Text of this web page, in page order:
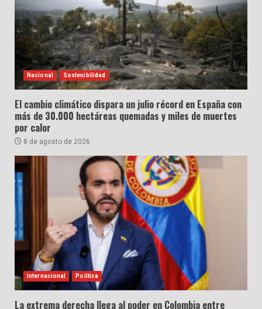
Nacional Sostenibilidad
El cambio climático dispara un julio récord en España con
más de 30.000 hectáreas quemadas y miles de muertes
por calor
8 de agosto de 2026
Internacional Política
La extrema derecha llega al poder en Colombia entre